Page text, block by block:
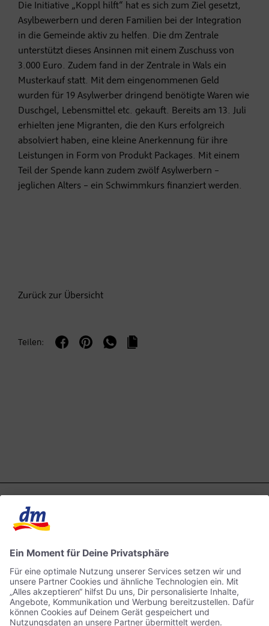
Die Initiative „Koppl hilft“ hat es sich zum Ziel gesetzt,
Asylbewerbern und deren Familien bei der Integration
in die Gemeinde aktiv zu helfen. Die dm Zentrale
unterstützt dieses Ansinnen mit einem Zuschuss von
3.000 Euro. Zudem fand in der Zentrale in Wals ein
Musterkauf statt. Mit dem eingenommenen Geld
wurden für 19 Asylwerber dringend benötigte Waren wie
Duschgel, Lebensmittel etc. gekauft. Bereits am 13. Juli
erhielten jene Migranten, die den Kurs erfolgreich
absolviert haben, eine kleine Anerkennung für ihre
Leistungen in Form von Produkt Packages. Mit einem
Teil der Spende kann zudem zwölf Asylwerbern –
jeglichen Alters – ein Schwimmkurs finanziert werden.
Zurück zur Übersicht
Teilen: